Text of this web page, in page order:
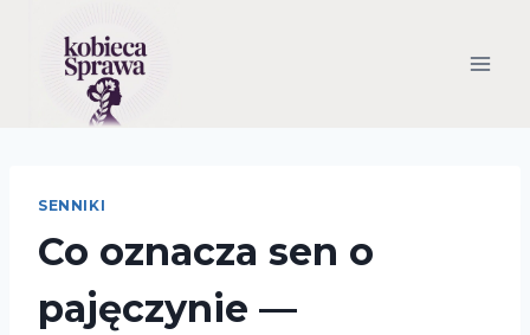
SENNIKI
Co oznacza sen o
pajęczynie —